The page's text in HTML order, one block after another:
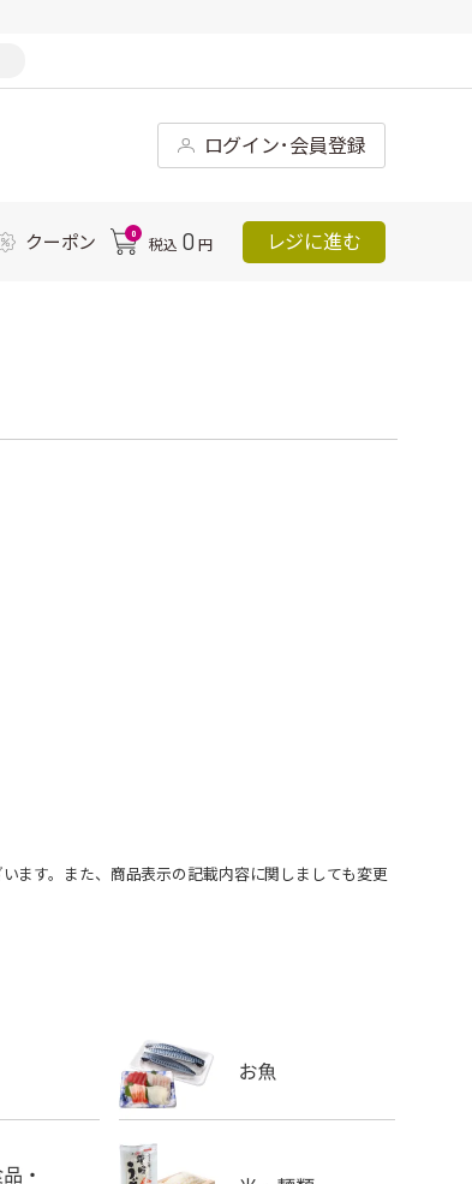
ログイン･会員登録
クーポン 0
税込 0 円 レジに進む
ます。また、商品表示の記載内容に関しましても変更